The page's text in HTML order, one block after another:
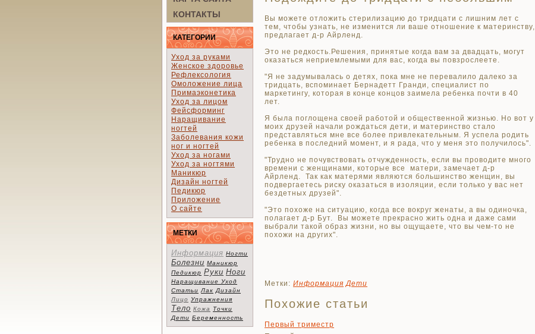
КОНТАКТЫ
КАТЕГОРИИ
Уход за руками
Женское здоровье
Рефлексология
Омоложение лица
Примаэконетика
Уход за лицом
Фейсформинг
Наращивание
ногтей
Заболевания кожи
ног и ногтей
Уход за ногами
Уход за ногтями
Маникюр
Дизайн ногтей
Педикюр
Приложение
О сайте
МЕТКИ
Информация Ногти
Болезни Маникюр
Педикюр Руки Ноги
Наращивание Уход
Статьи Лак Дизайн
Лицо Упражнения
Тело Кожа
Точки
Дети Беременность
Вы можете отложить стерилизацию до тридцати с лишним лет с
тем, чтобы узнать, не изменится ли ваше отношение к материнству,
предлагает д-р Айрленд.
Это не редкость.Решения, принятые когда вам за двадцать, могут
оказаться неприемлемыми для вас, когда вы повзрослеете.
"Я не задумывалась о детях, пока мне не перевалило далеко за
тридцать, вспоминает Бернадетт Гранди, специалист по
маркетингу, которая в конце концов заимела ребенка почти в 40
лет.
Я была поглощена своей работой и общественной жизнью. Но вот у
моих друзей начали рождаться дети, и материнство стало
представляться мне все более привлекательным. Я успела родить
ребенка в последний момент, и я рада, что у меня это получилось".
"Трудно не почувствовать отчужденность, если вы проводите много
времени с женщинами, которые все матери, замечает д-р
Айрленд. Так как матерями являются большинство женщин, вы
подвергаетесь риску оказаться в изоляции, если только у вас нет
бездетных друзей".
"Это похоже на ситуацию, когда все вокруг женаты, а вы одиночка,
полагает д-р Бут. Вы можете прекрасно жить одна и даже сами
выбрали такой образ жизни, но вы ощущаете, что вы чем-то не
похожи на других".
Метки: Информация Дети
Похожие статьи
Первый триместр